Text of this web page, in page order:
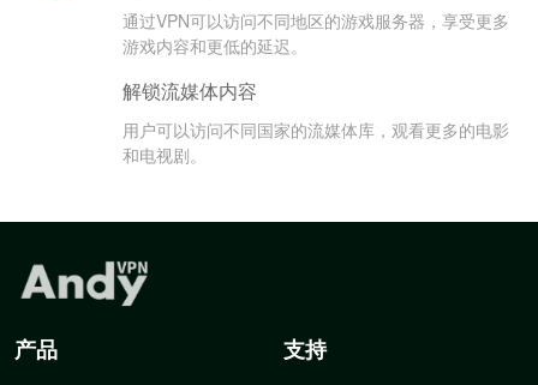
通过VPN可以访问不同地区的游戏服务器，享受更多
游戏内容和更低的延迟。
解锁流媒体内容
用户可以访问不同国家的流媒体库，观看更多的电影
和电视剧。
产品 支持